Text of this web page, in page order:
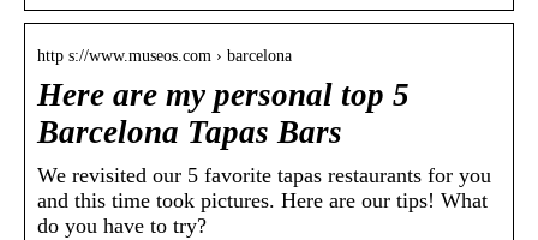
http s://www.museos.com › barcelona
Here are my personal top 5
Barcelona Tapas Bars
We revisited our 5 favorite tapas restaurants for you
and this time took pictures. Here are our tips! What
do you have to try?